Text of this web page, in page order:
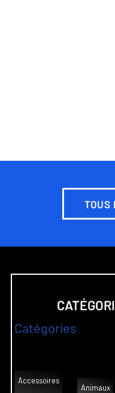
TOUS
Catégories
Accessoires
Animaux